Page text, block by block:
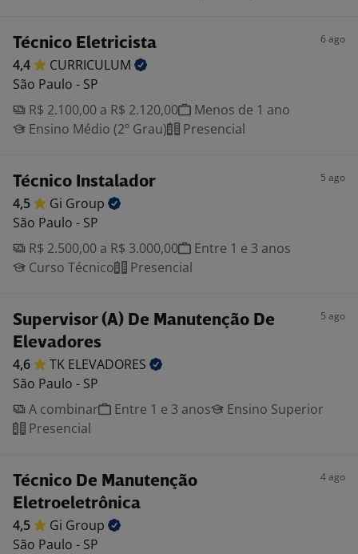
Técnico Eletricista 6 ago
4,4
CURRICULUM
São Paulo - SP
R$ 2.100,00 a R$ 2.120,00
Menos de 1 ano
Ensino Médio (2º Grau)
Presencial
Técnico Instalador 5 ago
4,5 Gi Group
São Paulo - SP
R$ 2.500,00 a R$ 3.000,00
Entre 1 e 3 anos
Curso Técnico
Presencial
Supervisor (A) De Manutenção De
Elevadores
5 ago
4,6 TK ELEVADORES
São Paulo - SP
A combinar
Entre 1 e 3 anos
Ensino Superior
Presencial
Técnico De Manutenção
Eletroeletrônica
4 ago
4,5 Gi Group
São Paulo - SP